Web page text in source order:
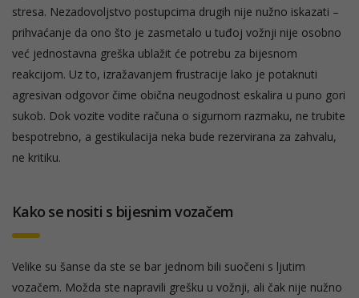
stresa. Nezadovoljstvo postupcima drugih nije nužno iskazati –
prihvaćanje da ono što je zasmetalo u tuđoj vožnji nije osobno
već jednostavna greška ublažit će potrebu za bijesnom
reakcijom. Uz to, izražavanjem frustracije lako je potaknuti
agresivan odgovor čime obična neugodnost eskalira u puno gori
sukob. Dok vozite vodite računa o sigurnom razmaku, ne trubite
bespotrebno, a gestikulacija neka bude rezervirana za zahvalu,
ne kritiku.
Kako se nositi s bijesnim vozačem
Velike su šanse da ste se bar jednom bili suočeni s ljutim
vozačem. Možda ste napravili grešku u vožnji, ali čak nije nužno